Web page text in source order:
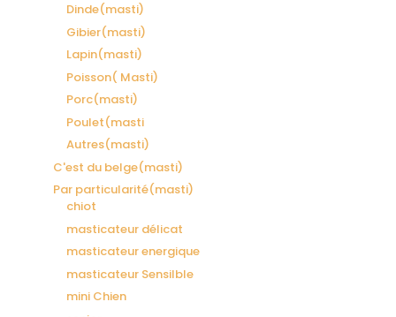
Dinde(masti)
Gibier(masti)
Lapin(masti)
Poisson( Masti)
Porc(masti)
Poulet(masti
Autres(masti)
C'est du belge(masti)
Par particularité(masti)
chiot
masticateur délicat
masticateur energique
masticateur Sensilble
mini Chien